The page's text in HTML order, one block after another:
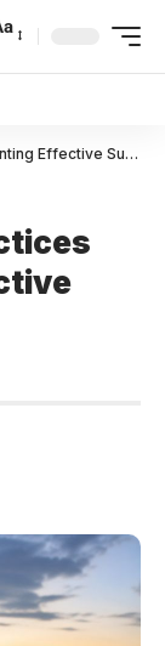
in Urban Environments?